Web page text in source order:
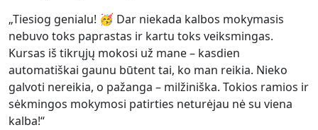
„Tiesiog genialu! 🥳 Dar niekada kalbos mokymasis
nebuvo toks paprastas ir kartu toks veiksmingas.
Kursas iš tikrųjų mokosi už mane – kasdien
automatiškai gaunu būtent tai, ko man reikia. Nieko
galvoti nereikia, o pažanga – milžiniška. Tokios ramios ir
sėkmingos mokymosi patirties neturėjau nė su viena
kalba!“